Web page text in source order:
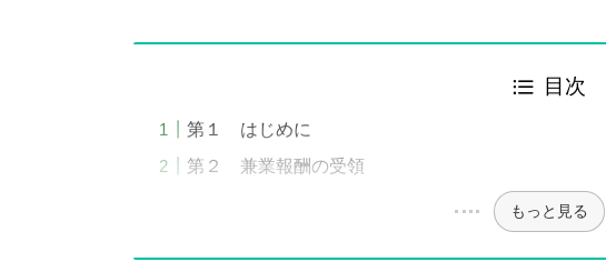
目次
第１ はじめに
第２ 兼業報酬の受領
もっと見る